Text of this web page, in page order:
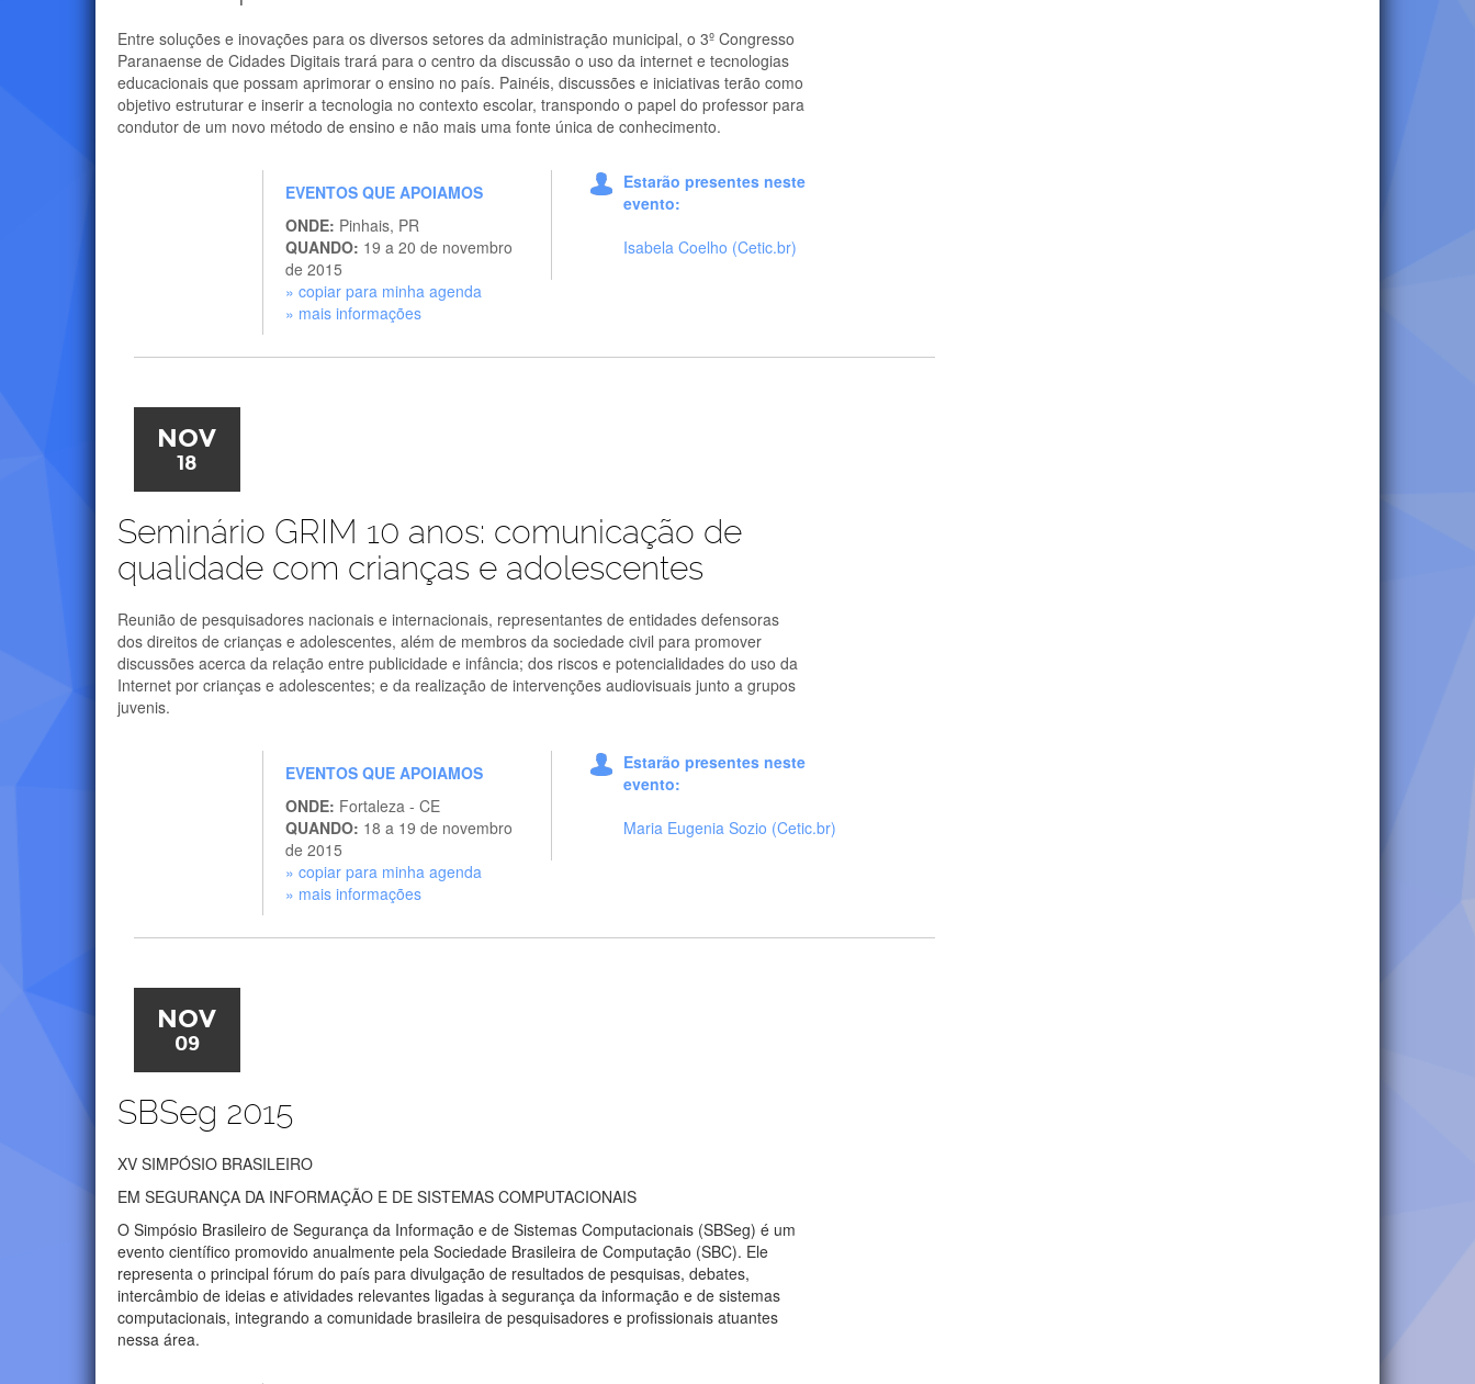
Entre soluções e inovações para os diversos setores da administração municipal, o 3º Congresso
Paranaense de Cidades Digitais trará para o centro da discussão o uso da internet e tecnologias
educacionais que possam aprimorar o ensino no país. Painéis, discussões e iniciativas terão como
objetivo estruturar e inserir a tecnologia no contexto escolar, transpondo o papel do professor para
condutor de um novo método de ensino e não mais uma fonte única de conhecimento.
EVENTOS QUE APOIAMOS
ONDE: Pinhais, PR
QUANDO: 19 a 20 de novembro
de 2015
» copiar para minha agenda
» mais informações
Estarão presentes neste
evento:
Isabela Coelho (Cetic.br)
NOV
18
Seminário GRIM 10 anos: comunicação de
qualidade com crianças e adolescentes
Reunião de pesquisadores nacionais e internacionais, representantes de entidades defensoras
dos direitos de crianças e adolescentes, além de membros da sociedade civil para promover
discussões acerca da relação entre publicidade e infância; dos riscos e potencialidades do uso da
Internet por crianças e adolescentes; e da realização de intervenções audiovisuais junto a grupos
juvenis.
EVENTOS QUE APOIAMOS
ONDE: Fortaleza - CE
QUANDO: 18 a 19 de novembro
de 2015
» copiar para minha agenda
» mais informações
Estarão presentes neste
evento:
Maria Eugenia Sozio (Cetic.br)
NOV
09
SBSeg 2015
XV SIMPÓSIO BRASILEIRO
EM SEGURANÇA DA INFORMAÇÃO E DE SISTEMAS COMPUTACIONAIS
O Simpósio Brasileiro de Segurança da Informação e de Sistemas Computacionais (SBSeg) é um
evento científico promovido anualmente pela Sociedade Brasileira de Computação (SBC). Ele
representa o principal fórum do país para divulgação de resultados de pesquisas, debates,
intercâmbio de ideias e atividades relevantes ligadas à segurança da informação e de sistemas
computacionais, integrando a comunidade brasileira de pesquisadores e profissionais atuantes
nessa área.